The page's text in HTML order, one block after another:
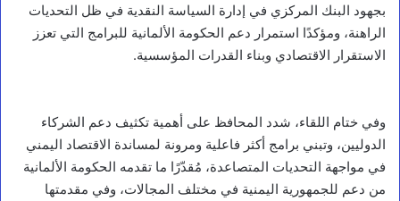
بجهود البنك المركزي في إدارة السياسة النقدية في ظل التحديات
الراهنة، ومؤكدًا استمرار دعم الحكومة الألمانية للبرامج التي تعزز
الاستقرار الاقتصادي وبناء القدرات المؤسسية.
وفي ختام اللقاء، شدد المحافظ على أهمية تكثيف دعم الشركاء
الدوليين، وتبني برامج أكثر فاعلية ومرونة لمساندة الاقتصاد اليمني
في مواجهة التحديات المتصاعدة، مُقدّرًا ما تقدمه الحكومة الألمانية
من دعم للجمهورية اليمنية في مختلف المجالات، وفي مقدمتها